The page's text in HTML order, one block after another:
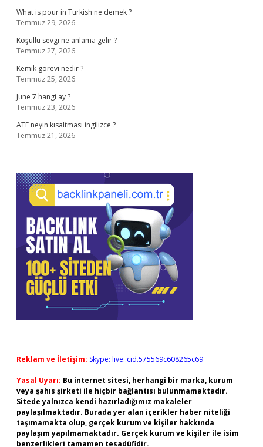
What is pour in Turkish ne demek ?
Temmuz 29, 2026
Koşullu sevgi ne anlama gelir ?
Temmuz 27, 2026
Kemik görevi nedir ?
Temmuz 25, 2026
June 7 hangi ay ?
Temmuz 23, 2026
ATF neyin kısaltması ingilizce ?
Temmuz 21, 2026
Reklam ve İletişim: Skype: live:.cid.575569c608265c69
Yasal Uyarı: Bu internet sitesi, herhangi bir marka, kurum
veya şahıs şirketi ile hiçbir bağlantısı bulunmamaktadır.
Sitede yalnızca kendi hazırladığımız makaleler
paylaşılmaktadır. Burada yer alan içerikler haber niteliği
taşımamakta olup, gerçek kurum ve kişiler hakkında
paylaşım yapılmamaktadır. Gerçek kurum ve kişiler ile isim
benzerlikleri tamamen tesadüfidir.